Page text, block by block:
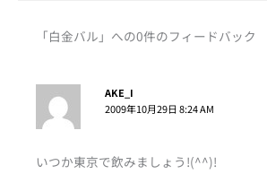
「白金バル」への0件のフィードバック
AKE_I
2009年10月29日 8:24 AM
いつか東京で飲みましょう!(^^)!